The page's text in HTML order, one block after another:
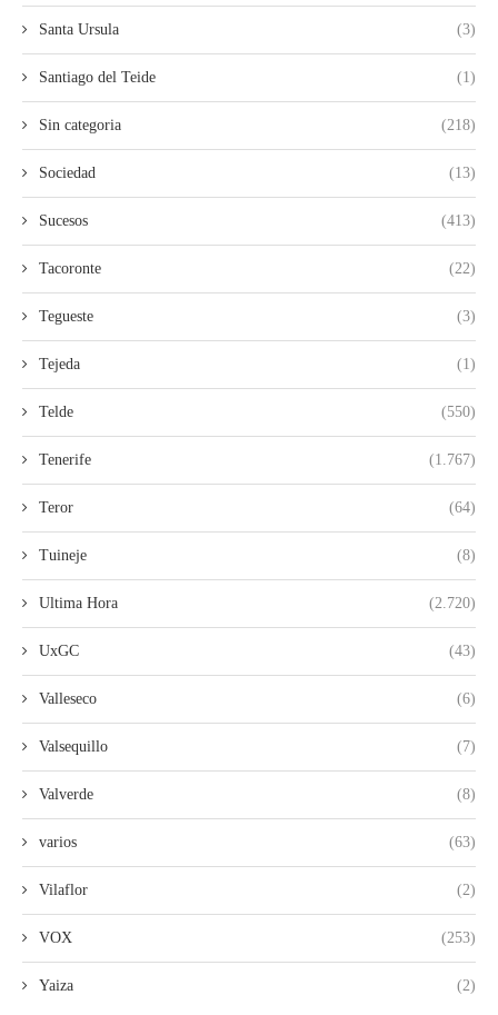
Santa Ursula (3)
Santiago del Teide (1)
Sin categoria (218)
Sociedad (13)
Sucesos (413)
Tacoronte (22)
Tegueste (3)
Tejeda (1)
Telde (550)
Tenerife (1.767)
Teror (64)
Tuineje (8)
Ultima Hora (2.720)
UxGC (43)
Valleseco (6)
Valsequillo (7)
Valverde (8)
varios (63)
Vilaflor (2)
VOX (253)
Yaiza (2)